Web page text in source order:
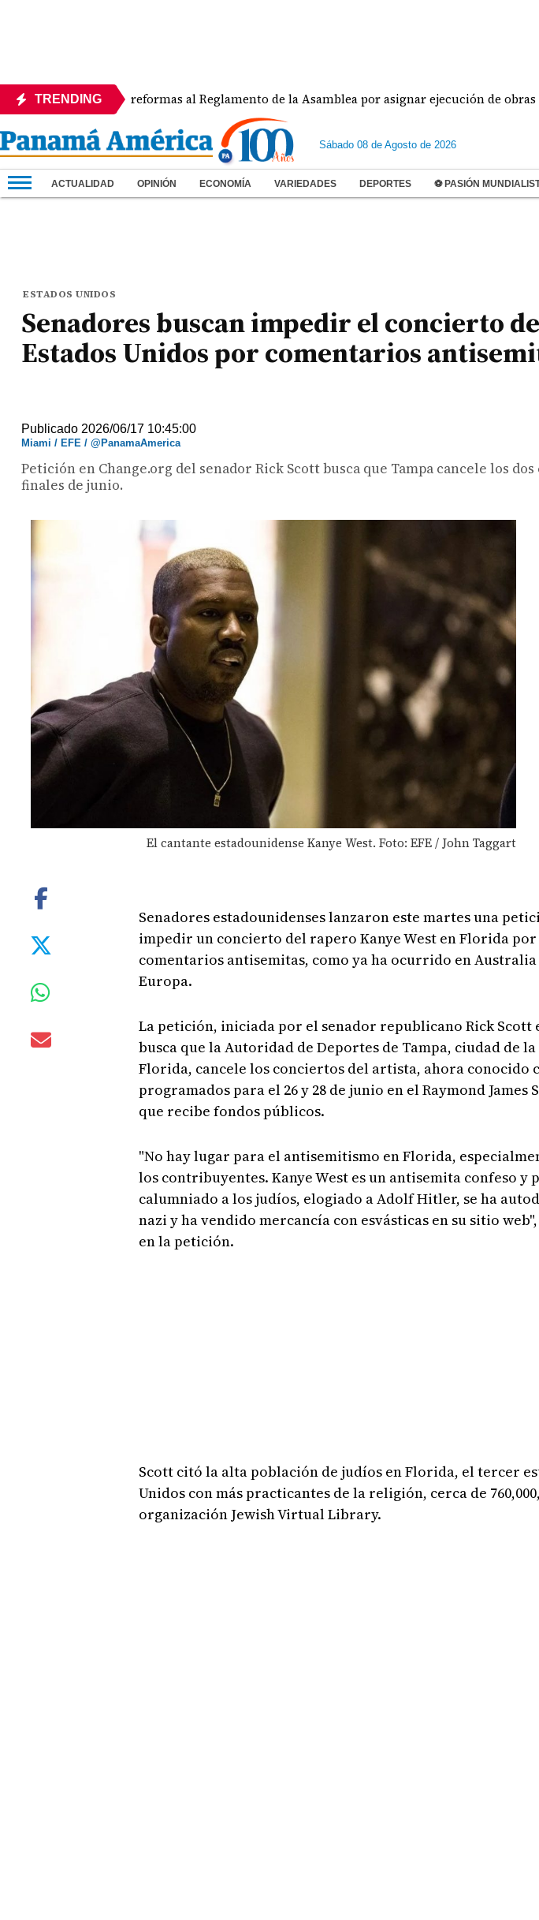
TRENDING
rechaza reformas al Reglamento de la Asamblea por asignar ejecución de obras a
Sábado 08 de Agosto de 2026
ACTUALIDAD OPINIÓN ECONOMÍA VARIEDADES DEPORTES ⚽ PASIÓN
ESTADOS UNIDOS
Senadores buscan impedir el concierto
Estados Unidos por comentarios
Publicado 2026/06/17 10:45:00
Miami / EFE / @PanamaAmerica
Petición en Change.org del senador Rick Scott busca que Tampa cancele los
finales de junio.
El cantante estadounidense Kanye West. Foto: EFE / John Taggart
Senadores estadounidenses lanzaron este martes una
impedir un concierto del rapero Kanye West en Florida por
comentarios antisemitas, como ya ha ocurrido en Australia
Europa.
La petición, iniciada por el senador republicano Rick Scott
busca que la Autoridad de Deportes de Tampa, ciudad de la
Florida, cancele los conciertos del artista, ahora conocido
programados para el 26 y 28 de junio en el Raymond James
que recibe fondos públicos.
"No hay lugar para el antisemitismo en Florida,
los contribuyentes. Kanye West es un antisemita confeso y
calumniado a los judíos, elogiado a Adolf Hitler, se ha
nazi y ha vendido mercancía con esvásticas en su sitio
en la petición.
Scott citó la alta población de judíos en Florida, el tercer
Unidos con más practicantes de la religión, cerca de
organización Jewish Virtual Library.